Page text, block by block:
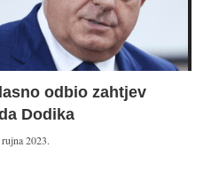
odbio zahtjev
Dodika
rujna 2023.